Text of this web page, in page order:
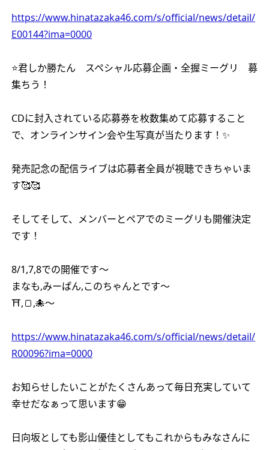
https://www.hinatazaka46.com/s/official/news/detail/
E00144?ima=0000
⭐️君しか勝たん スペシャル応募企画・全握ミーグリ 募
集ちう！
CDに封入されている応募券を枚数集めて応募すること
で、オンラインサイン会や生写真が当たります！✨
発売記念の配信ライブは応募者全員が視聴できちゃいま
す🥰🥰
そしてそして、メンバーとペアでのミーグリも開催決定
です！
8/1,7,8での開催です〜
まなも,みーぱん,このちゃんとです〜
⛩,🍞,🐙〜
https://www.hinatazaka46.com/s/official/news/detail/
R00096?ima=0000
お知らせしたいことがたくさんあって毎日充実していて
幸せだなぁって思います😁
日向坂としても影山優佳としてもこれからもみなさんに